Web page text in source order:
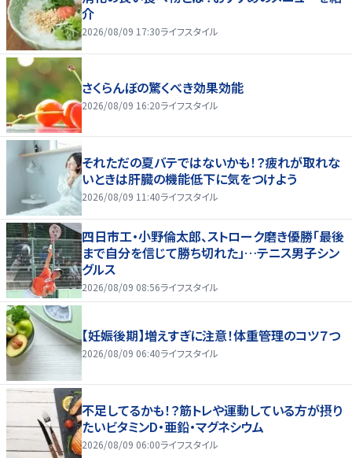
介
2026/08/09 17:30ライフスタイル
さくらんぼの驚くべき効果効能
2026/08/09 16:20ライフスタイル
それただの夏バテではないかも！？疲れが取れな
いときは肝臓の機能低下に気をつけよう
2026/08/09 11:40ライフスタイル
四日市工・小野倫太郎、ストローク磨き優勝「最後
まで自分を信じて勝ち切れた」…テニス男子シン
グルス
2026/08/09 08:56ライフスタイル
【妊娠後期】増えすぎに注意！体重管理のコツ７つ
2026/08/09 06:40ライフスタイル
不足してるかも！？筋トレや運動している方が摂り
たいビタミンD・亜鉛・マグネシウム
2026/08/09 06:00ライフスタイル